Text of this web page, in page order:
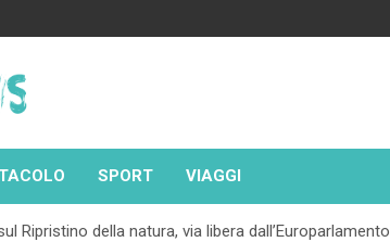
SPORT VIAGGI
Ripristino della natura, via libera dall’Europarlamento